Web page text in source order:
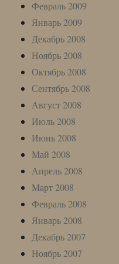
Февраль 2009
Январь 2009
Декабрь 2008
Ноябрь 2008
Октябрь 2008
Сентябрь 2008
Август 2008
Июль 2008
Июнь 2008
Май 2008
Апрель 2008
Март 2008
Февраль 2008
Январь 2008
Декабрь 2007
Ноябрь 2007